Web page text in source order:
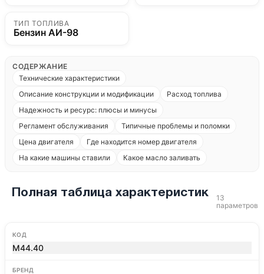
ТИП ТОПЛИВА
Бензин АИ-98
СОДЕРЖАНИЕ
Технические характеристики
Описание конструкции и модификации
Расход топлива
Надежность и ресурс: плюсы и минусы
Регламент обслуживания
Типичные проблемы и поломки
Цена двигателя
Где находится номер двигателя
На какие машины ставили
Какое масло заливать
Полная таблица характеристик
13
параметров
КОД
M44.40
БРЕНД